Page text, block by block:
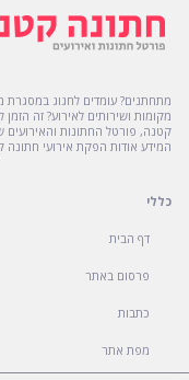
מתחתנים? עומדים לחגוג
מקומות ושירותים לאירוע? זה
קטנה, פורטל החתונות
המידע אודות הפקת אירועי חתונה
כללי
דף הבית
פרסום באתר
כתבות
מפת אתר